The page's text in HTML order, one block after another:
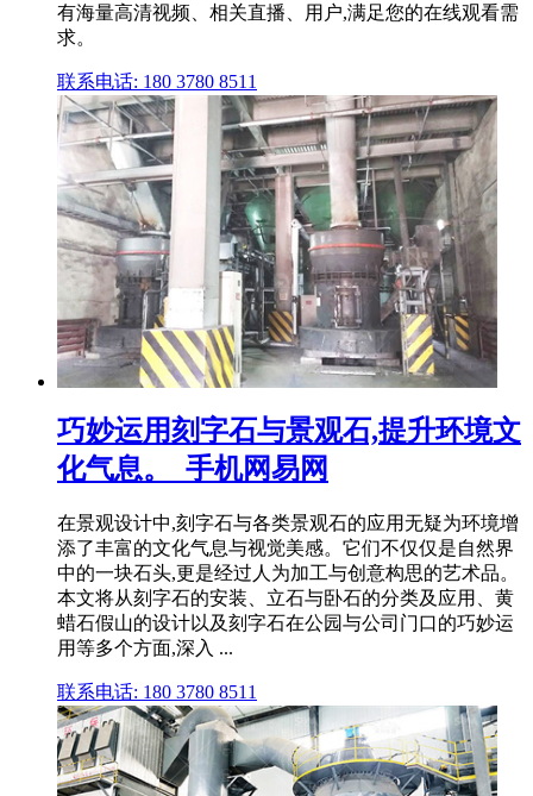
有海量高清视频、相关直播、用户,满足您的在线观看需
求。
联系电话: 180 3780 8511
巧妙运用刻字石与景观石,提升环境文
化气息。_手机网易网
在景观设计中,刻字石与各类景观石的应用无疑为环境增
添了丰富的文化气息与视觉美感。它们不仅仅是自然界
中的一块石头,更是经过人为加工与创意构思的艺术品。
本文将从刻字石的安装、立石与卧石的分类及应用、黄
蜡石假山的设计以及刻字石在公园与公司门口的巧妙运
用等多个方面,深入 ...
联系电话: 180 3780 8511